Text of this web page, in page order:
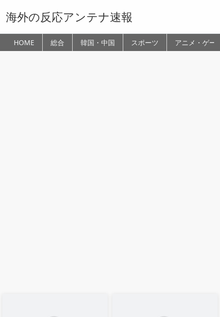
海外の反応アンテナ速報
HOME 総合 韓国・中国 スポーツ アニメ・ゲー